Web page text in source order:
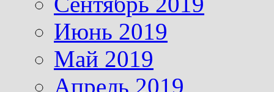
Июнь 2019
Май 2019
Апрель 2019